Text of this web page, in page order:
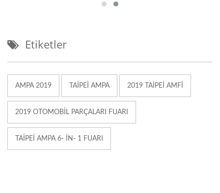
Etiketler
AMPA 2019 TAIPEI AMPA 2019 TAIPEI AMFI
2019 OTOMOBIL PARÇALARI FUARI
TAIPEI AMPA 6- IN- 1 FUARI